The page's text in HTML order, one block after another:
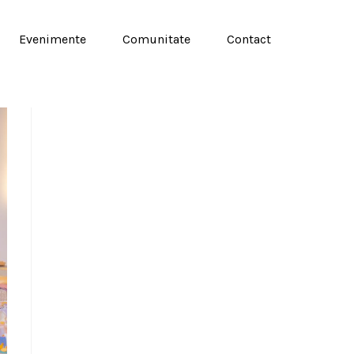
Evenimente Comunitate Contact